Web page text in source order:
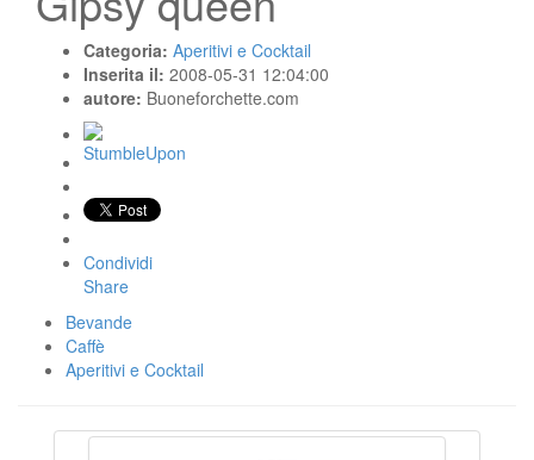
Categoria: Aperitivi e Cocktail
Inserita il: 2008-05-31 12:04:00
autore: Buoneforchette.com
Condividi
Share
Bevande
Caffè
Aperitivi e Cocktail